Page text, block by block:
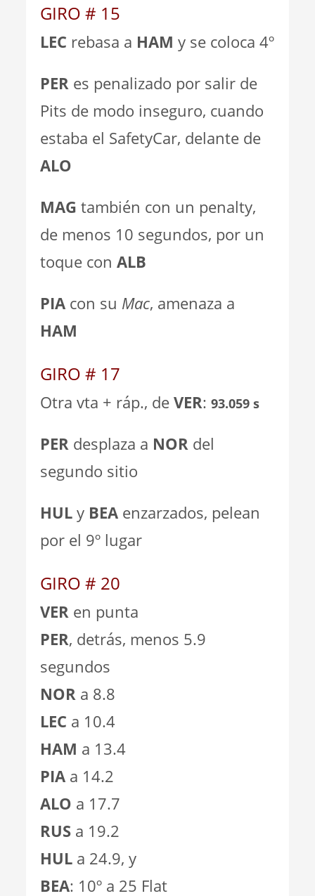
GIRO # 15
LEC rebasa a HAMy se coloca 4º
PER es penalizado por salir de
Pits de modo inseguro, cuando
estaba el SafetyCar, delante de
ALO
MAGtambién con un penalty,
de menos 10 segundos, por un
toque conALB
PIA con su Mac, amenaza a
HAM
GIRO # 17
Otra vta + ráp., deVER:93.059 s
PER desplaza a NOR del
segundo sitio
HUL y BEA enzarzados, pelean
por el 9º lugar
GIRO # 20
VER en punta
PER, detrás, menos 5.9
segundos
NOR a 8.8
LEC a 10.4
HAM a 13.4
PIA a 14.2
ALO a 17.7
RUS a 19.2
HUL a 24.9, y
BEA: 10º a 25 Flat